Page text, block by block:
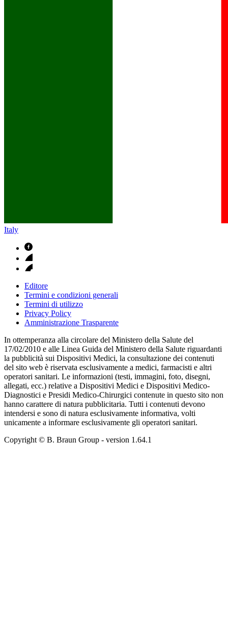
Italy
Editore
Termini e condizioni generali
Termini di utilizzo
Privacy Policy
Amministrazione Trasparente
In ottemperanza alla circolare del Ministero della Salute del
17/02/2010 e alle Linea Guida del Ministero della Salute riguardanti
la pubblicità sui Dispositivi Medici, la consultazione dei contenuti
del sito web è riservata esclusivamente a medici, farmacisti e altri
operatori sanitari. Le informazioni (testi, immagini, foto, disegni,
allegati, ecc.) relative a Dispositivi Medici e Dispositivi Medico-
Diagnostici e Presidi Medico-Chirurgici contenute in questo sito non
hanno carattere di natura pubblicitaria. Tutti i contenuti devono
intendersi e sono di natura esclusivamente informativa, volti
unicamente a informare esclusivamente gli operatori sanitari.
Copyright © B. Braun Group - version 1.64.1